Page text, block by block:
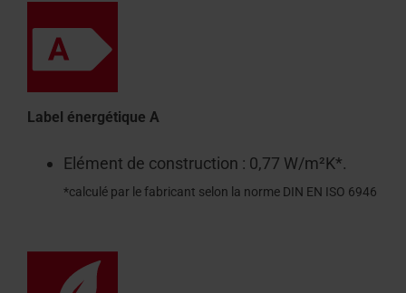
Label énergétique A
Elément de construction : 0,77 W/m²K*.
*calculé par le fabricant selon la norme DIN EN ISO 6946